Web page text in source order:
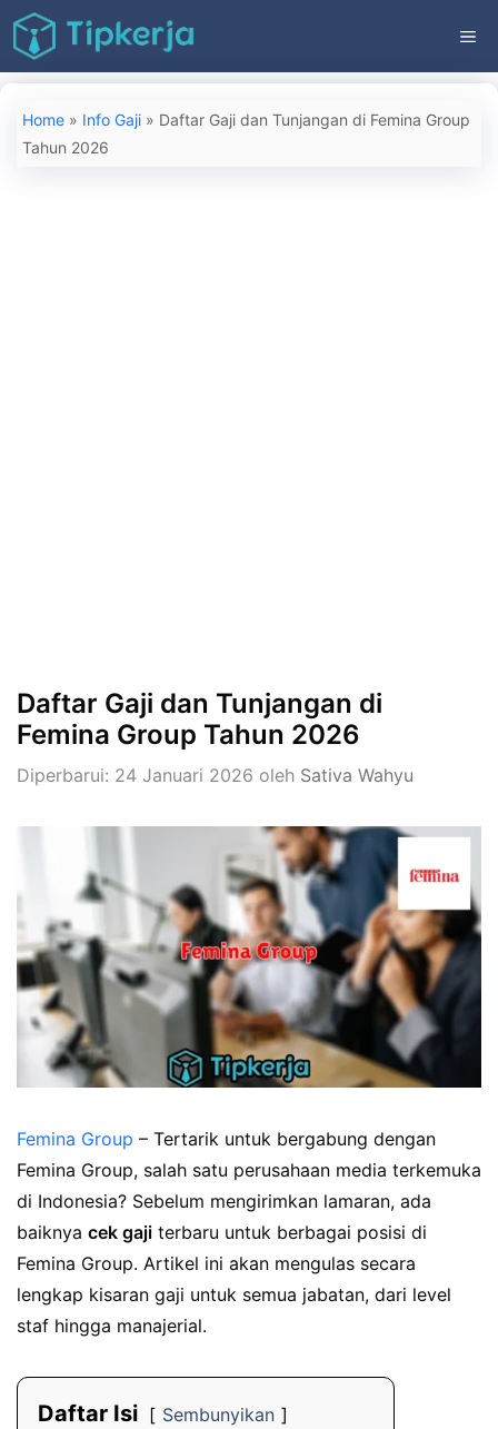
Langsung
ke
isi
Home » Info Gaji » Daftar Gaji dan Tunjangan di Femina Group
Tahun 2026
Daftar Gaji dan Tunjangan di
Femina Group Tahun 2026
Diperbarui: 24 Januari 2026 oleh Sativa Wahyu
Femina Group – Tertarik untuk bergabung dengan
Femina Group, salah satu perusahaan media terkemuka
di Indonesia? Sebelum mengirimkan lamaran, ada
baiknya cek gaji terbaru untuk berbagai posisi di
Femina Group. Artikel ini akan mengulas secara
lengkap kisaran gaji untuk semua jabatan, dari level
staf hingga manajerial.
Daftar Isi
Sembunyikan